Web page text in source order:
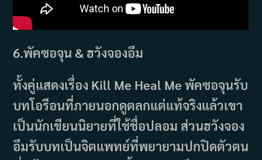
6.พัคซอจุน & ฮวังจองอึม
ทั้งคู่แสดงเรื่อง Kill Me Heal Me พัคซอจุนรับ
บทโอรีอนที่ภายนอกดูตลกแต่แท้จริงแล้วเขา
เป็นนักเขียนนิยายที่ใช้ชื่อปลอม ส่วนฮวังจอง
อึมรับบทเป็นจิตแพทย์ที่พยายามปกปิดตัวตน